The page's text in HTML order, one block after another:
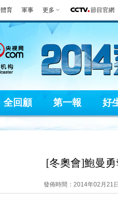
體育 軍事 更多 節目官網
全回顧 第一報 好
[冬奧會]鮑曼
發佈時間：2014年02月21